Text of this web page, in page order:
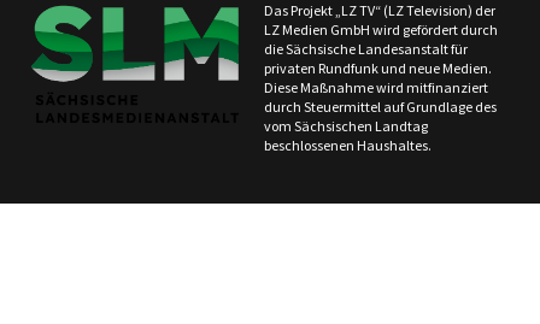
Das Projekt „LZ TV“ (LZ Television) der
LZ Medien GmbH wird gefördert durch
die Sächsische Landesanstalt für
privaten Rundfunk und neue Medien.
Diese Maßnahme wird mitfinanziert
durch Steuermittel auf Grundlage des
vom Sächsischen Landtag
beschlossenen Haushaltes.